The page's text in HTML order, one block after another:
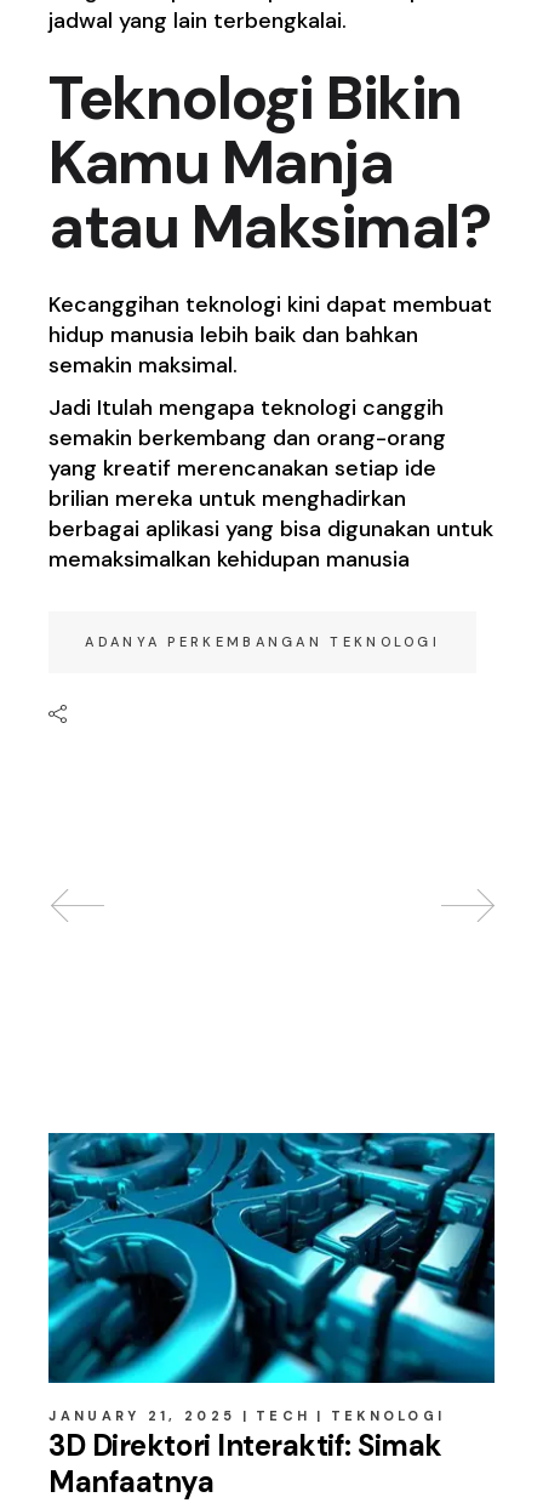
jadwal yang lain terbengkalai.
Teknologi Bikin
Kamu Manja
atau Maksimal?
Kecanggihan teknologi kini dapat membuat
hidup manusia lebih baik dan bahkan
semakin maksimal.
Jadi Itulah mengapa teknologi canggih
semakin berkembang dan orang-orang
yang kreatif merencanakan setiap ide
brilian mereka untuk menghadirkan
berbagai aplikasi yang bisa digunakan untuk
memaksimalkan kehidupan manusia
ADANYA PERKEMBANGAN TEKNOLOGI
JANUARY 21, 2025 TECH TEKNOLOGI
3D Direktori Interaktif: Simak
Manfaatnya